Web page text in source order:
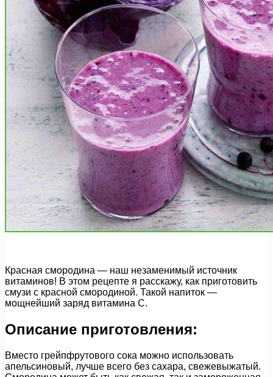
Красная смородина — наш незаменимый источник
витаминов! В этом рецепте я расскажу, как приготовить
смузи с красной смородиной. Такой напиток —
мощнейший заряд витамина C.
Описание приготовления:
Вместо грейпфрутового сока можно использовать
апельсиновый, лучше всего без сахара, свежевыжатый.